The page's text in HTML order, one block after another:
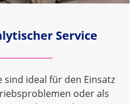
Service
sind ideal für den Einsatz
oder als